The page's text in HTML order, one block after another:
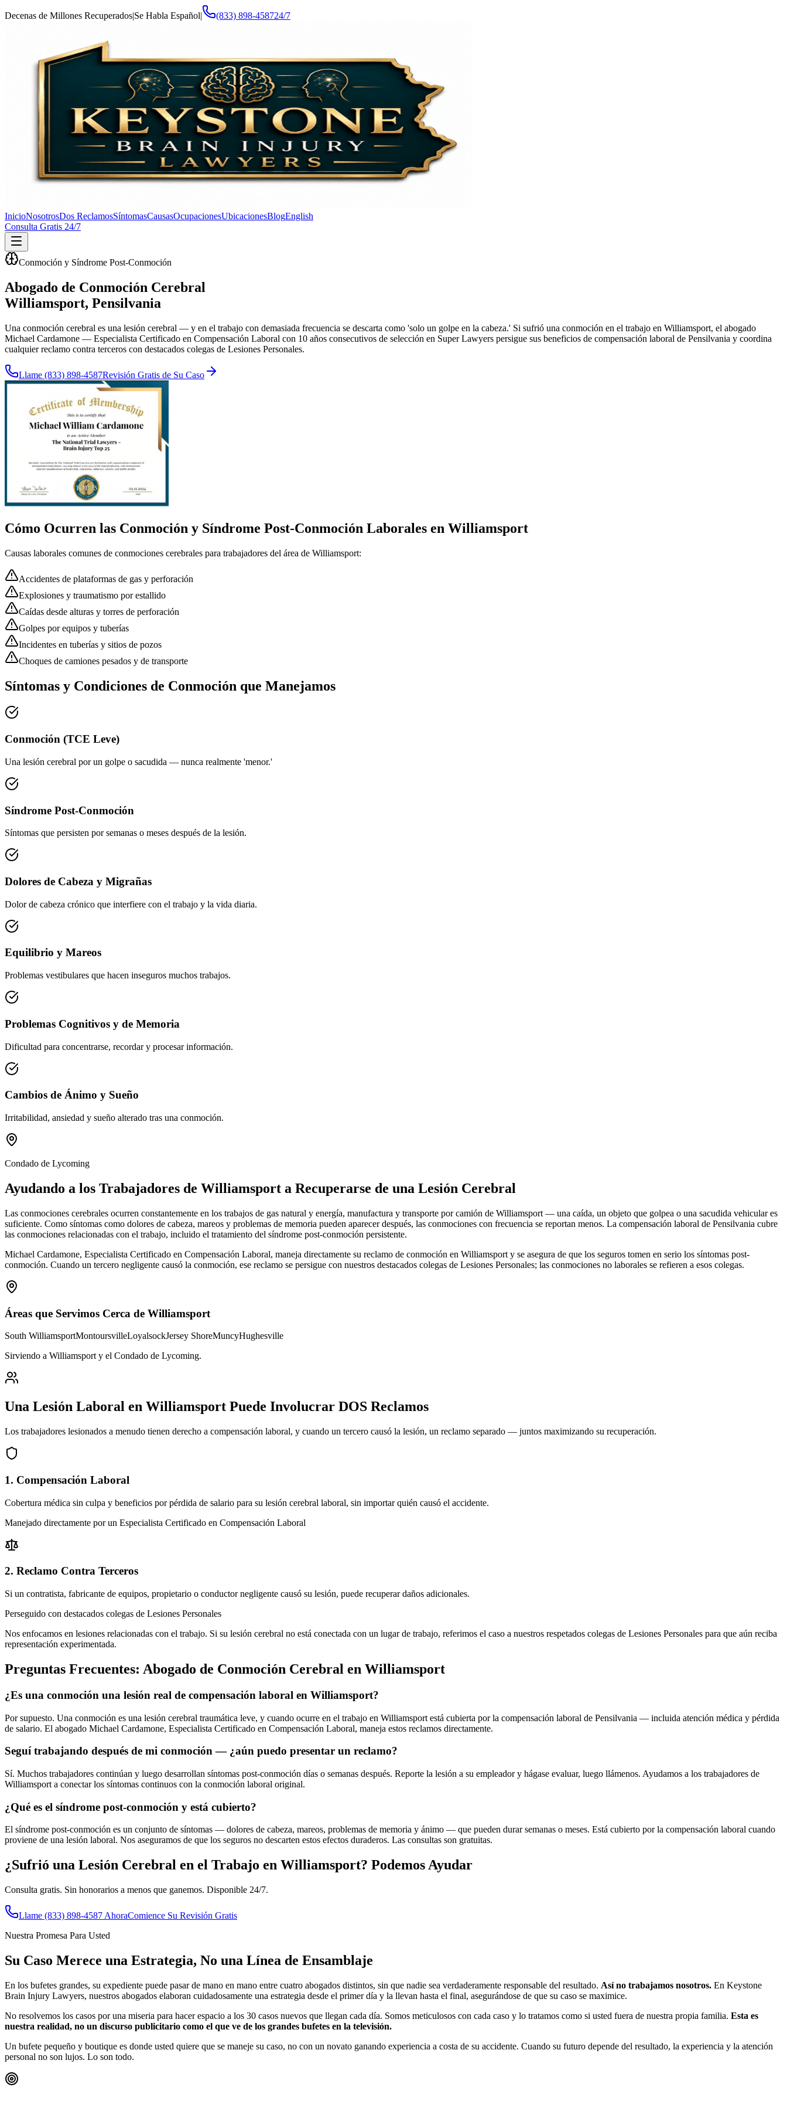
Decenas de Millones Recuperados|Se Habla Español| (833) 898-458724/7
InicioNosotrosDos ReclamosSíntomasCausasOcupacionesUbicacionesBlogEnglish
Consulta Gratis 24/7
Conmoción y Síndrome Post-Conmoción
Abogado de Conmoción Cerebral
Williamsport, Pensilvania
Una conmoción cerebral es una lesión cerebral — y en el trabajo con demasiada frecuencia se descarta como 'solo un golpe en la cabeza.' Si sufrió una conmoción en el trabajo en Williamsport, el abogado
Michael Cardamone — Especialista Certificado en Compensación Laboral con 10 años consecutivos de selección en Super Lawyers persigue sus beneficios de compensación laboral de Pensilvania y coordina
cualquier reclamo contra terceros con destacados colegas de Lesiones Personales.
Llame (833) 898-4587Revisión Gratis de Su Caso
Cómo Ocurren las Conmoción y Síndrome Post-Conmoción Laborales en Williamsport
Causas laborales comunes de conmociones cerebrales para trabajadores del área de Williamsport:
Accidentes de plataformas de gas y perforación
Explosiones y traumatismo por estallido
Caídas desde alturas y torres de perforación
Golpes por equipos y tuberías
Incidentes en tuberías y sitios de pozos
Choques de camiones pesados y de transporte
Síntomas y Condiciones de Conmoción que Manejamos
Conmoción (TCE Leve)
Una lesión cerebral por un golpe o sacudida — nunca realmente 'menor.'
Síndrome Post-Conmoción
Síntomas que persisten por semanas o meses después de la lesión.
Dolores de Cabeza y Migrañas
Dolor de cabeza crónico que interfiere con el trabajo y la vida diaria.
Equilibrio y Mareos
Problemas vestibulares que hacen inseguros muchos trabajos.
Problemas Cognitivos y de Memoria
Dificultad para concentrarse, recordar y procesar información.
Cambios de Ánimo y Sueño
Irritabilidad, ansiedad y sueño alterado tras una conmoción.
Condado de Lycoming
Ayudando a los Trabajadores de Williamsport a Recuperarse de una Lesión Cerebral
Las conmociones cerebrales ocurren constantemente en los trabajos de gas natural y energía, manufactura y transporte por camión de Williamsport — una caída, un objeto que golpea o una sacudida vehicular es
suficiente. Como síntomas como dolores de cabeza, mareos y problemas de memoria pueden aparecer después, las conmociones con frecuencia se reportan menos. La compensación laboral de Pensilvania cubre
las conmociones relacionadas con el trabajo, incluido el tratamiento del síndrome post-conmoción persistente.
Michael Cardamone, Especialista Certificado en Compensación Laboral, maneja directamente su reclamo de conmoción en Williamsport y se asegura de que los seguros tomen en serio los síntomas post-
conmoción. Cuando un tercero negligente causó la conmoción, ese reclamo se persigue con nuestros destacados colegas de Lesiones Personales; las conmociones no laborales se refieren a esos colegas.
Áreas que Servimos Cerca de Williamsport
South WilliamsportMontoursvilleLoyalsockJersey ShoreMuncyHughesville
Sirviendo a Williamsport y el Condado de Lycoming.
Una Lesión Laboral en Williamsport Puede Involucrar DOS Reclamos
Los trabajadores lesionados a menudo tienen derecho a compensación laboral, y cuando un tercero causó la lesión, un reclamo separado — juntos maximizando su recuperación.
1. Compensación Laboral
Cobertura médica sin culpa y beneficios por pérdida de salario para su lesión cerebral laboral, sin importar quién causó el accidente.
Manejado directamente por un Especialista Certificado en Compensación Laboral
2. Reclamo Contra Terceros
Si un contratista, fabricante de equipos, propietario o conductor negligente causó su lesión, puede recuperar daños adicionales.
Perseguido con destacados colegas de Lesiones Personales
Nos enfocamos en lesiones relacionadas con el trabajo. Si su lesión cerebral no está conectada con un lugar de trabajo, referimos el caso a nuestros respetados colegas de Lesiones Personales para que aún reciba
representación experimentada.
Preguntas Frecuentes: Abogado de Conmoción Cerebral en Williamsport
¿Es una conmoción una lesión real de compensación laboral en Williamsport?
Por supuesto. Una conmoción es una lesión cerebral traumática leve, y cuando ocurre en el trabajo en Williamsport está cubierta por la compensación laboral de Pensilvania — incluida atención médica y pérdida
de salario. El abogado Michael Cardamone, Especialista Certificado en Compensación Laboral, maneja estos reclamos directamente.
Seguí trabajando después de mi conmoción — ¿aún puedo presentar un reclamo?
Sí. Muchos trabajadores continúan y luego desarrollan síntomas post-conmoción días o semanas después. Reporte la lesión a su empleador y hágase evaluar, luego llámenos. Ayudamos a los trabajadores de
Williamsport a conectar los síntomas continuos con la conmoción laboral original.
¿Qué es el síndrome post-conmoción y está cubierto?
El síndrome post-conmoción es un conjunto de síntomas — dolores de cabeza, mareos, problemas de memoria y ánimo — que pueden durar semanas o meses. Está cubierto por la compensación laboral cuando
proviene de una lesión laboral. Nos aseguramos de que los seguros no descarten estos efectos duraderos. Las consultas son gratuitas.
¿Sufrió una Lesión Cerebral en el Trabajo en Williamsport? Podemos Ayudar
Consulta gratis. Sin honorarios a menos que ganemos. Disponible 24/7.
Llame (833) 898-4587 AhoraComience Su Revisión Gratis
Nuestra Promesa Para Usted
Su Caso Merece una Estrategia, No una Línea de Ensamblaje
En los bufetes grandes, su expediente puede pasar de mano en mano entre cuatro abogados distintos, sin que nadie sea verdaderamente responsable del resultado. Así no trabajamos nosotros. En Keystone
Brain Injury Lawyers, nuestros abogados elaboran cuidadosamente una estrategia desde el primer día y la llevan hasta el final, asegurándose de que su caso se maximice.
No resolvemos los casos por una miseria para hacer espacio a los 30 casos nuevos que llegan cada día. Somos meticulosos con cada caso y lo tratamos como si usted fuera de nuestra propia familia. Esta es
nuestra realidad, no un discurso publicitario como el que ve de los grandes bufetes en la televisión.
Un bufete pequeño y boutique es donde usted quiere que se maneje su caso, no con un novato ganando experiencia a costa de su accidente. Cuando su futuro depende del resultado, la experiencia y la atención
personal no son lujos. Lo son todo.